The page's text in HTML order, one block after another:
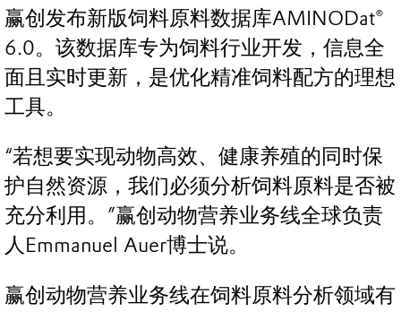
赢创发布新版饲料原料数据库AMINODat®
6.0。该数据库专为饲料行业开发，信息全
面且实时更新，是优化精准饲料配方的理想
工具。
“若想要实现动物高效、健康养殖的同时保
护自然资源，我们必须分析饲料原料是否被
充分利用。”赢创动物营养业务线全球负责
人Emmanuel Auer博士说。
赢创动物营养业务线在饲料原料分析领域有